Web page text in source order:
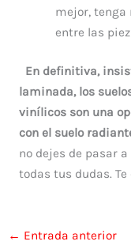
mejor, tenga
entre las
En definitiva,
laminada, los
vinílicos son una
con el suelo
no dejes de pasar
todas tus dudas.
← Entrada anterior